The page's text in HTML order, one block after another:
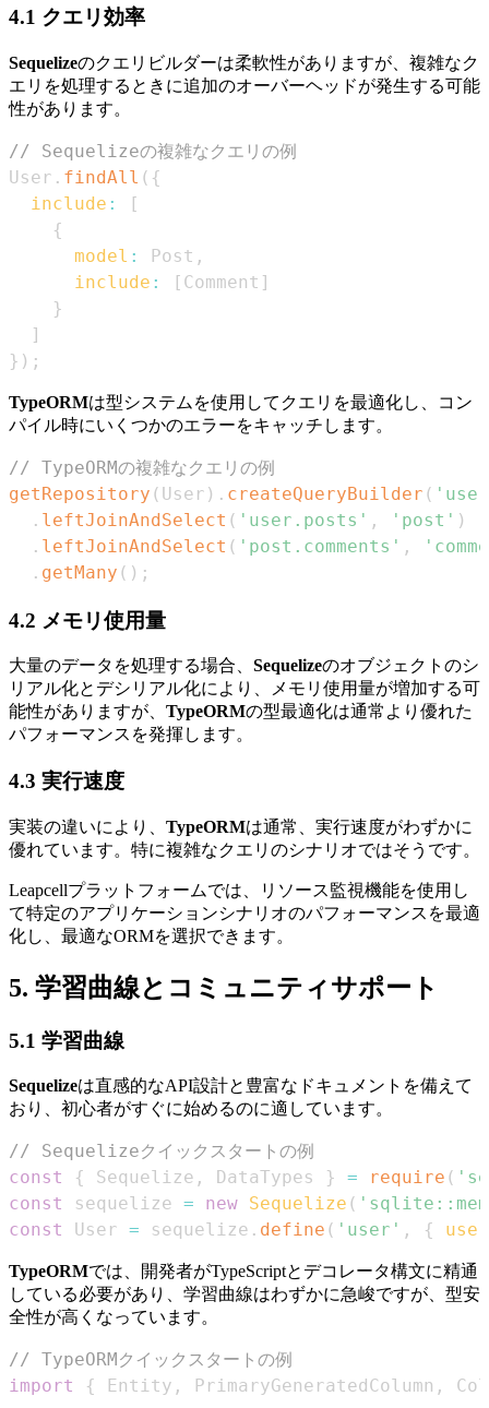
4.1 クエリ効率
Sequelizeのクエリビルダーは柔軟性がありますが、複雑なク
エリを処理するときに追加のオーバーヘッドが発生する可能
性があります。
// Sequelizeの複雑なクエリの例
User . findAll ( {
include :
[
{
model : Post ,
include : [ Comment ]
}
]
} ) ;
TypeORMは型システムを使用してクエリを最適化し、コン
パイル時にいくつかのエラーをキャッチします。
// TypeORMの複雑なクエリの例
getRepository ( User ) . createQueryBuilder (
. leftJoinAndSelect ( 'user.posts' , 'post' )
. leftJoinAndSelect ( 'post.comments' ,
. getMany ( ) ;
4.2 メモリ使用量
大量のデータを処理する場合、 Sequelizeのオブジェクトのシ
リアル化とデシリアル化により、メモリ使用量が増加する可
能性がありますが、 TypeORMの型最適化は通常より優れた
パフォーマンスを発揮します。
4.3 実行速度
実装の違いにより、 TypeORMは通常、実行速度がわずかに
優れています。特に複雑なクエリのシナリオではそうです。
Leapcellプラットフォームでは、リソース監視機能を使用し
て特定のアプリケーションシナリオのパフォーマンスを最適
化し、最適なORMを選択できます。
5. 学習曲線とコミュニティサポート
5.1 学習曲線
Sequelizeは直感的なAPI設計と豊富なドキュメントを備えて
おり、初心者がすぐに始めるのに適しています。
// Sequelizeクイックスタートの例
const
{ Sequelize , DataTypes } = require (
const
sequelize = new Sequelize (
const
User = sequelize . define ( 'user' , {
TypeORMでは、開発者がTypeScriptとデコレータ構文に精通
している必要があり、学習曲線はわずかに急峻ですが、型安
全性が高くなっています。
// TypeORMクイックスタートの例
import
{ Entity , PrimaryGeneratedColumn ,